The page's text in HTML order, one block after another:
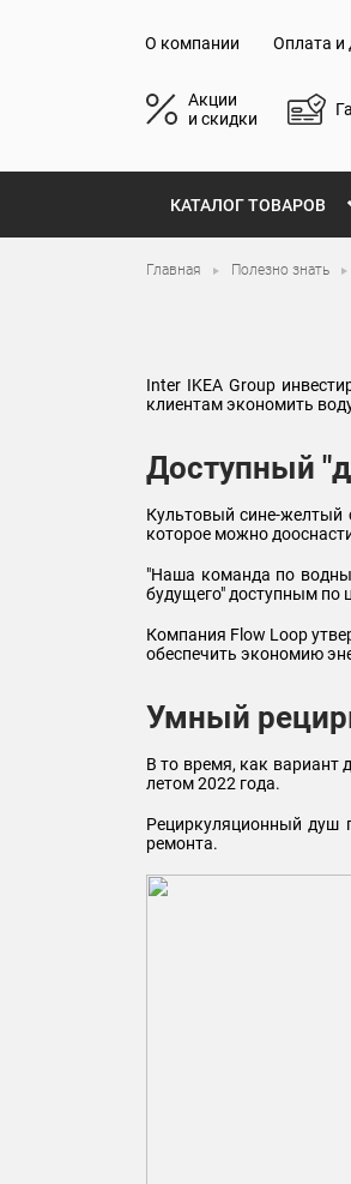
О компании Оплата и
Акции
и скидки
КАТАЛОГ ТОВАРОВ
Главная Полезно знать
Inter IKEA Group
клиентам экономить
Доступный
Культовый сине-желтый
которое можно
"Наша команда по
будущего" доступным по
Компания Flow Loop
обеспечить экономию
Умный
В то время, как вариант
летом 2022 года.
Рециркуляционный душ
ремонта.